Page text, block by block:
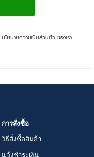
นโยบายความเป็นส่วนตัวของเรา
การสั่งซื้อ
วิธีสั่งซื้อสินค้า
แจ้งชำระเงิน